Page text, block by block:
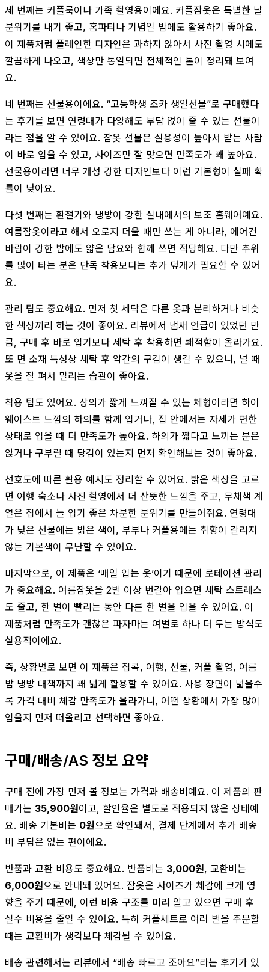
세 번째는 커플룩이나 가족 촬영용이에요. 커플잠옷은 특별한 날
분위기를 내기 좋고, 홈파티나 기념일 밤에도 활용하기 좋아요.
이 제품처럼 플레인한 디자인은 과하지 않아서 사진 촬영 시에도
깔끔하게 나오고, 색상만 통일되면 전체적인 톤이 정리돼 보여
요.
네 번째는 선물용이에요. “고등학생 조카 생일선물”로 구매했다
는 후기를 보면 연령대가 다양해도 부담 없이 줄 수 있는 선물이
라는 점을 알 수 있어요. 잠옷 선물은 실용성이 높아서 받는 사람
이 바로 입을 수 있고, 사이즈만 잘 맞으면 만족도가 꽤 높아요.
선물용이라면 너무 개성 강한 디자인보다 이런 기본형이 실패 확
률이 낮아요.
다섯 번째는 환절기와 냉방이 강한 실내에서의 보조 홈웨어예요.
여름잠옷이라고 해서 오로지 더울 때만 쓰는 게 아니라, 에어컨
바람이 강한 밤에도 얇은 담요와 함께 쓰면 적당해요. 다만 추위
를 많이 타는 분은 단독 착용보다는 추가 덮개가 필요할 수 있어
요.
관리 팁도 중요해요. 먼저 첫 세탁은 다른 옷과 분리하거나 비슷
한 색상끼리 하는 것이 좋아요. 리뷰에서 냄새 언급이 있었던 만
큼, 구매 후 바로 입기보다 세탁 후 착용하면 쾌적함이 올라가요.
또 면 소재 특성상 세탁 후 약간의 구김이 생길 수 있으니, 널 때
옷을 잘 펴서 말리는 습관이 좋아요.
착용 팁도 있어요. 상의가 짧게 느껴질 수 있는 체형이라면 하이
웨이스트 느낌의 하의를 함께 입거나, 집 안에서는 자세가 편한
상태로 입을 때 더 만족도가 높아요. 하의가 짧다고 느끼는 분은
앉거나 구부릴 때 당김이 있는지 먼저 확인해보는 것이 좋아요.
선호도에 따른 활용 예시도 정리할 수 있어요. 밝은 색상을 고르
면 여행 숙소나 사진 촬영에서 더 산뜻한 느낌을 주고, 무채색 계
열은 집에서 늘 입기 좋은 차분한 분위기를 만들어줘요. 연령대
가 낮은 선물에는 밝은 색이, 부부나 커플용에는 취향이 갈리지
않는 기본색이 무난할 수 있어요.
마지막으로, 이 제품은 ‘매일 입는 옷’이기 때문에 로테이션 관리
가 중요해요. 여름잠옷을 2벌 이상 번갈아 입으면 세탁 스트레스
도 줄고, 한 벌이 빨리는 동안 다른 한 벌을 입을 수 있어요. 이
제품처럼 만족도가 괜찮은 파자마는 여벌로 하나 더 두는 방식도
실용적이에요.
즉, 상황별로 보면 이 제품은 집콕, 여행, 선물, 커플 촬영, 여름
밤 냉방 대책까지 꽤 넓게 활용할 수 있어요. 사용 장면이 넓을수
록 가격 대비 체감 만족도가 올라가니, 어떤 상황에서 가장 많이
입을지 먼저 떠올리고 선택하면 좋아요.
구매/배송/AS 정보 요약
구매 전에 가장 먼저 볼 정보는 가격과 배송비예요. 이 제품의 판
매가는 35,900원이고, 할인율은 별도로 적용되지 않은 상태예
요. 배송 기본비는 0원으로 확인돼서, 결제 단계에서 추가 배송
비 부담은 없는 편이에요.
반품과 교환 비용도 중요해요. 반품비는 3,000원, 교환비는
6,000원으로 안내돼 있어요. 잠옷은 사이즈가 체감에 크게 영
향을 주기 때문에, 이런 비용 구조를 미리 알고 있으면 구매 후
실수 비용을 줄일 수 있어요. 특히 커플세트로 여러 벌을 주문할
때는 교환비가 생각보다 체감될 수 있어요.
배송 관련해서는 리뷰에서 “배송 빠르고 조아요”라는 후기가 있